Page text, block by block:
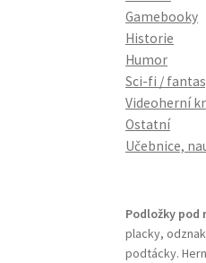
Gamebooky
Historie
Humor
Sci-fi /
Videoherní
Ostatní
Učebnice,
Podložky pod
placky,
podtácky.